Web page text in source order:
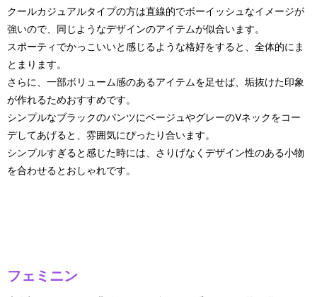
クールカジュアルタイプの方は直線的でボーイッシュなイメージが
強いので、同じようなデザインのアイテムが似合います。
スポーティでかっこいいと感じるような格好をすると、全体的にま
とまります。
さらに、一部ボリューム感のあるアイテムを足せば、垢抜けた印象
が作れるためおすすめです。
シンプルなブラックのパンツにベージュやグレーのVネックをコー
デしてあげると、雰囲気にぴったり合います。
シンプルすぎると感じた時には、さりげなくデザイン性のある小物
を合わせるとおしゃれです。
フェミニン